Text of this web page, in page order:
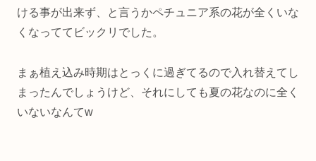
ける事が出来ず、と言うかペチュニア系の花が全くいな
くなっててビックリでした。
まぁ植え込み時期はとっくに過ぎてるので入れ替えてし
まったんでしょうけど、それにしても夏の花なのに全く
いないなんてw